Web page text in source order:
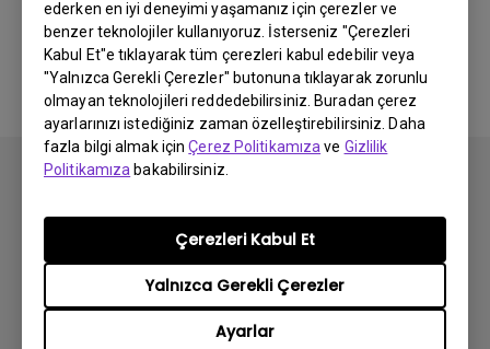
ederken en iyi deneyimi yaşamanız için çerezler ve
benzer teknolojiler kullanıyoruz. İsterseniz "Çerezleri
Kabul Et"e tıklayarak tüm çerezleri kabul edebilir veya
"Yalnızca Gerekli Çerezler" butonuna tıklayarak zorunlu
olmayan teknolojileri reddedebilirsiniz. Buradan çerez
ayarlarınızı istediğiniz zaman özelleştirebilirsiniz. Daha
fazla bilgi almak içinÇerez Politikamıza ve Gizlilik
Politikamıza bakabilirsiniz.
Ayarlar
Yalnızca Gerekli Çerezler
Çerezleri Kabul Et
İlgili video yok
Abone olun